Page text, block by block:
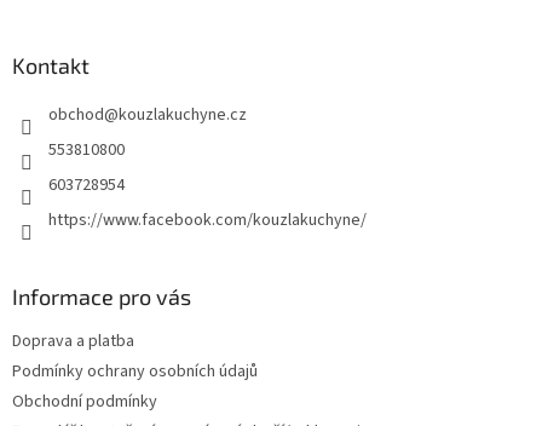
Kontakt
obchod@kouzlakuchyne.cz
553810800
603728954
https://www.facebook.com/kouzlakuchyne/
Informace pro vás
Doprava a platba
Podmínky ochrany osobních údajů
Obchodní podmínky